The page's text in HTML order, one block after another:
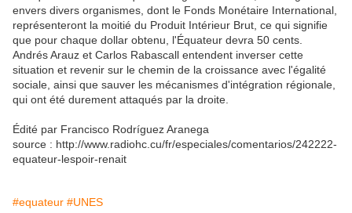
envers divers organismes, dont le Fonds Monétaire International,
représenteront la moitié du Produit Intérieur Brut, ce qui signifie
que pour chaque dollar obtenu, l'Équateur devra 50 cents.
Andrés Arauz et Carlos Rabascall entendent inverser cette
situation et revenir sur le chemin de la croissance avec l'égalité
sociale, ainsi que sauver les mécanismes d'intégration régionale,
qui ont été durement attaqués par la droite.
Édité par Francisco Rodríguez Aranega
source : http://www.radiohc.cu/fr/especiales/comentarios/242222-
equateur-lespoir-renait
#equateur #UNES